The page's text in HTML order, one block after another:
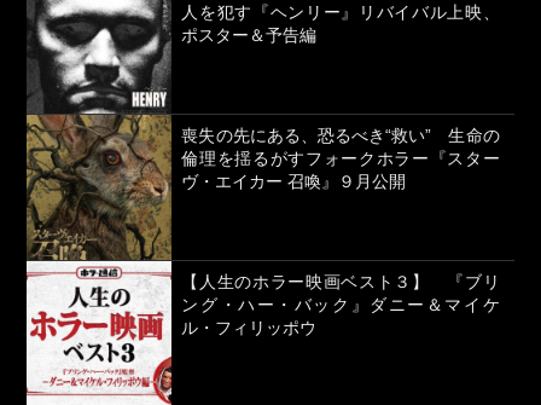
人を犯す『ヘンリー』リバイバル上映、
ポスター＆予告編
喪失の先にある、恐るべき“救い” 生命の
倫理を揺るがすフォークホラー『スター
ヴ・エイカー 召喚』９月公開
【人生のホラー映画ベスト３】 『ブリ
ング・ハー・バック』ダニー＆マイケ
ル・フィリッポウ